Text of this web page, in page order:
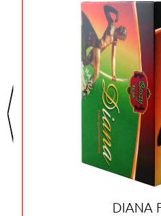
<
DIANA